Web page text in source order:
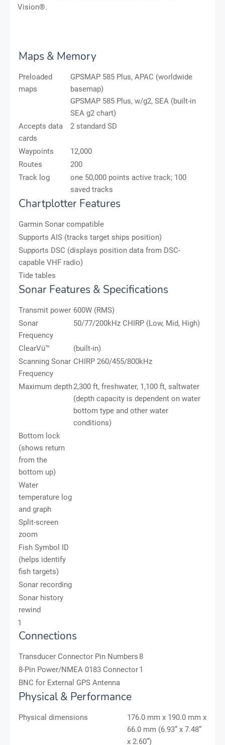
Vision®.
Maps & Memory
Preloaded
maps
GPSMAP 585 Plus, APAC (worldwide
basemap)
GPSMAP 585 Plus, w/g2, SEA (built-in
SEA g2 chart)
Accepts data
cards
2 standard SD
Waypoints
12,000
Routes
200
Track log
one 50,000 points active track; 100
saved tracks
Chartplotter Features
Garmin Sonar compatible
Supports AIS (tracks target ships position)
Supports DSC (displays position data from DSC-
capable VHF radio)
Tide tables
Sonar Features & Specifications
Transmit power 600W (RMS)
Sonar
Frequency
50/77/200kHz CHIRP (Low, Mid, High)
ClearVü™
(built-in)
Scanning Sonar
Frequency
CHIRP 260/455/800kHz
Maximum depth2,300 ft, freshwater, 1,100 ft, saltwater
(depth capacity is dependent on water
bottom type and other water
conditions)
Bottom lock
(shows return
from the
bottom up)
Water
temperature log
and graph
Split-screen
zoom
Fish Symbol ID
(helps identify
fish targets)
Sonar recording
Sonar history
rewind
1
Connections
Transducer Connector Pin Numbers 8
8-Pin Power/NMEA 0183 Connector1
BNC for External GPS Antenna
Physical & Performance
Physical dimensions
176.0 mm x 190.0 mm x
66.0 mm (6.93” x 7.48”
x 2.60”)